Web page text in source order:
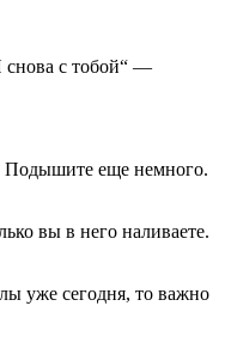
снова с тобой“ —
Подышите еще немного.
вы в него наливаете.
уже сегодня, то важно